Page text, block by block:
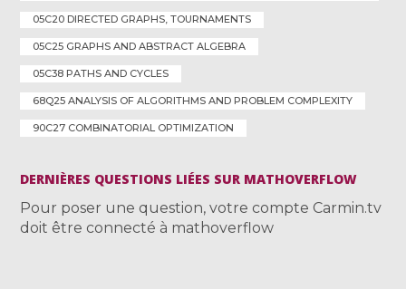
05C20 DIRECTED GRAPHS, TOURNAMENTS
05C25 GRAPHS AND ABSTRACT ALGEBRA
05C38 PATHS AND CYCLES
68Q25 ANALYSIS OF ALGORITHMS AND PROBLEM COMPLEXITY
90C27 COMBINATORIAL OPTIMIZATION
DERNIÈRES QUESTIONS LIÉES SUR MATHOVERFLOW
Pour poser une question, votre compte Carmin.tv
doit être connecté à mathoverflow